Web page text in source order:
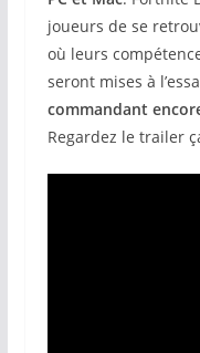
joueurs de se
où leurs
seront mises à
commandant
Regardez le trailer